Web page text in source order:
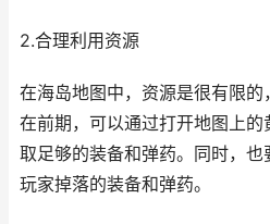
2.合理利用资源
在海岛地图中，资源是很有限的
在前期，可以通过打开地图上
取足够的装备和弹药。同时，
玩家掉落的装备和弹药。